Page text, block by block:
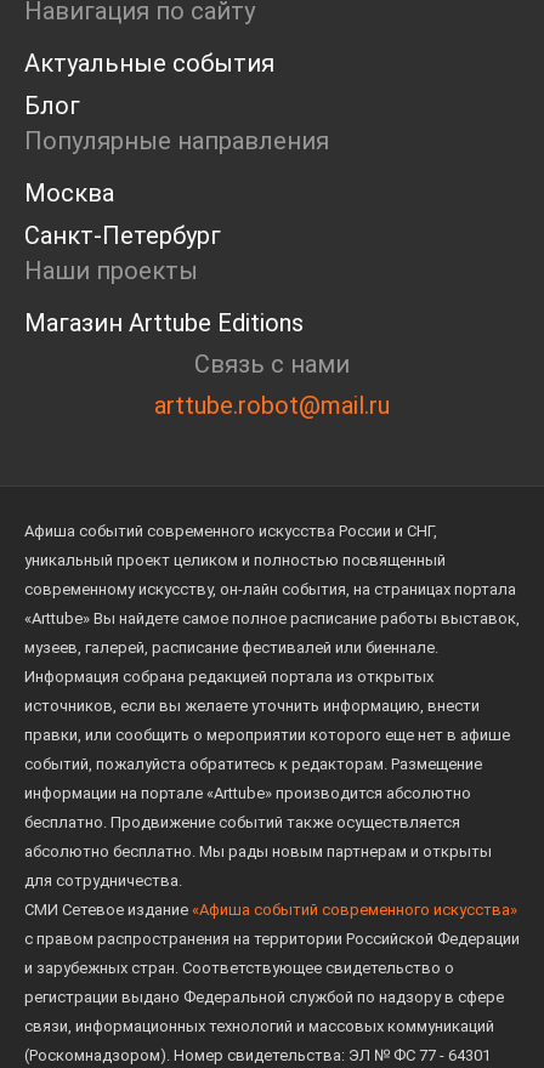
Пресс-конференция
Ярмарка
Интервью
Open call
Экскурсия
Дискуссия
Cosmoscow 2024
Blazar 2024
Встречи
Навигация по сайту
Актуальные события
Блог
Популярные направления
Москва
Санкт-Петербург
Наши проекты
Магазин Arttube Editions
Связь с нами
arttube.robot@mail.ru
Афиша событий современного искусства России и СНГ,
уникальный проект целиком и полностью посвященный
современному искусству, он-лайн события, на страницах портала
«Arttube» Вы найдете самое полное расписание работы выставок,
музеев, галерей, расписание фестивалей или биеннале.
Информация собрана редакцией портала из открытых
источников, если вы желаете уточнить информацию, внести
правки, или сообщить о мероприятии которого еще нет в афише
событий, пожалуйста обратитесь к редакторам. Размещение
информации на портале «Arttube» производится абсолютно
бесплатно. Продвижение событий также осуществляется
абсолютно бесплатно. Мы рады новым партнерам и открыты
для сотрудничества.
СМИ Сетевое издание «Афиша событий современного искусства»
с правом распространения на территории Российской Федерации
и зарубежных стран. Соответствующее свидетельство о
регистрации выдано Федеральной службой по надзору в сфере
связи, информационных технологий и массовых коммуникаций
(Роскомнадзором). Номер свидетельства: ЭЛ № ФС 77 - 64301